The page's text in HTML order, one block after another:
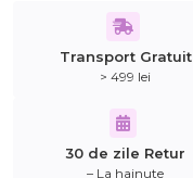
Transport Gratuit
> 499 lei
30 de zile Retur
– La hainute